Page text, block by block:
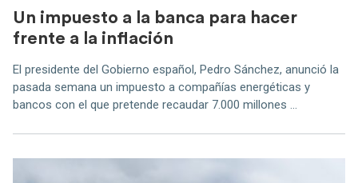
Un impuesto a la banca para hacer
frente a la inflación
El presidente del Gobierno español, Pedro Sánchez, anunció la
pasada semana un impuesto a compañías energéticas y
bancos con el que pretende recaudar 7.000 millones ...